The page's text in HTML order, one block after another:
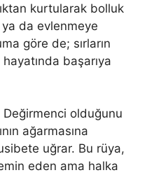
kurtularak bolluk
da evlenmeye
göre de; sırların
başarıya
Değirmenci olduğunu
ağarmasına
uğrar. Bu rüya,
eden ama halka